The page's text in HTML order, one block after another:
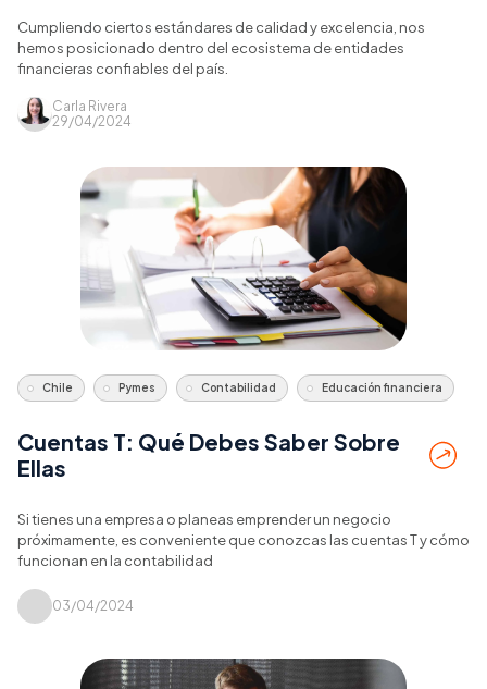
Cumpliendo ciertos estándares de calidad y excelencia, nos
hemos posicionado dentro del ecosistema de entidades
financieras confiables del país.
Carla Rivera
29/04/2024
Chile Pymes Contabilidad Educación financiera
Cuentas T: Qué Debes Saber Sobre
Ellas
Si tienes una empresa o planeas emprender un negocio
próximamente, es conveniente que conozcas las cuentas T y cómo
funcionan en la contabilidad
03/04/2024